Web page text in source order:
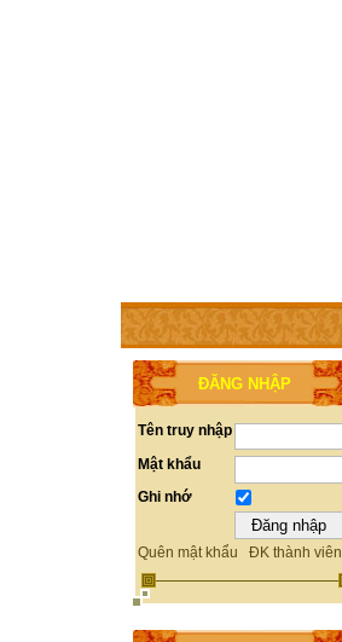
TRANG CHỦ THÀNH VIÊN
ĐĂNG NHẬP
Tên truy nhập
Mật khẩu
Ghi nhớ
Quên mật khẩu ĐK thành viên